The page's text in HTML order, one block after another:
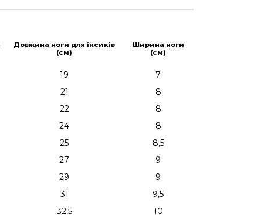
Довжина ноги для іксиків
(см)
Ширина ноги
(см)
19
7
21
8
22
8
24
8
25
8,5
27
9
29
9
31
9,5
32,5 10